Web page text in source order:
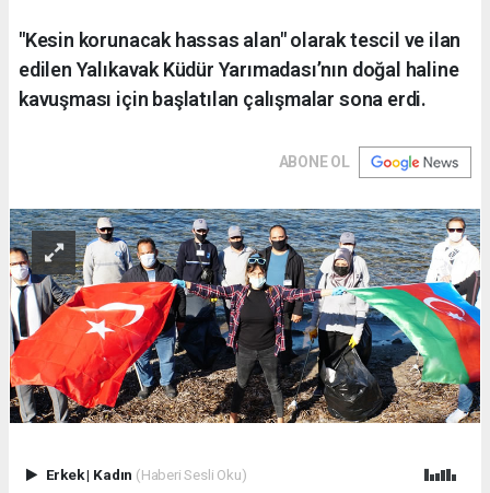
"Kesin korunacak hassas alan" olarak tescil ve ilan
edilen Yalıkavak Küdür Yarımadası’nın doğal haline
kavuşması için başlatılan çalışmalar sona erdi.
ABONE OL
Erkek| Kadın (Haberi Sesli Oku)